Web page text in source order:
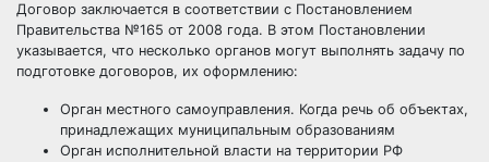
Договор заключается в соответствии с Постановлением
Правительства №165 от 2008 года. В этом Постановлении
указывается, что несколько органов могут выполнять задачу по
подготовке договоров, их оформлению:
Орган местного самоуправления. Когда речь об объектах,
принадлежащих муниципальным образованиям
Орган исполнительной власти на территории РФ